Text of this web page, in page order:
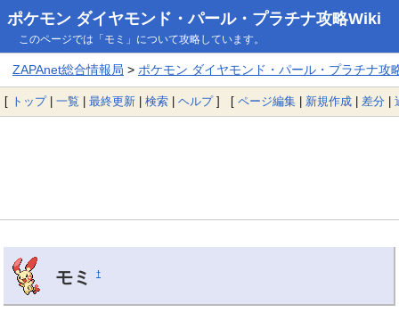
ポケモン ダイヤモンド・パール・プラチナ攻略Wiki
このページでは「モミ」について攻略しています。
ZAPAnet総合情報局 > ポケモン ダイヤモンド・パール・プラチナ攻
[ トップ| 一覧 | 最終更新 | 検索 | ヘルプ] [ ページ編集 | 新規作成 | 差分 |
モミ†